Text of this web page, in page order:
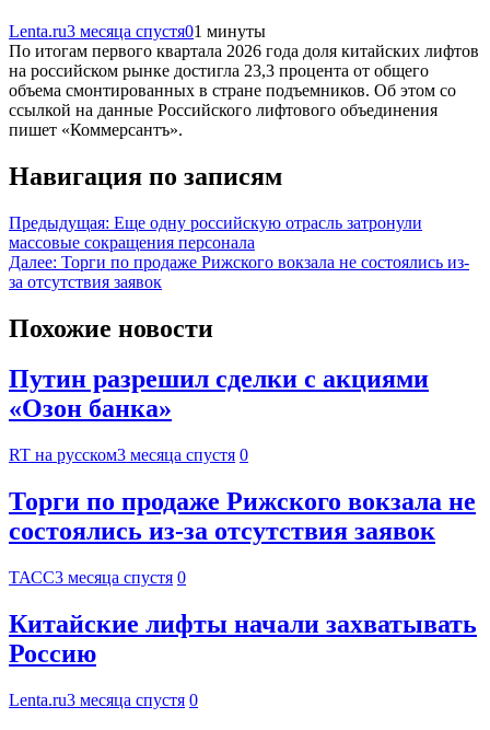
Lenta.ru3 месяца спустя01 минуты
По итогам первого квартала 2026 года доля китайских лифтов
на российском рынке достигла 23,3 процента от общего
объема смонтированных в стране подъемников. Об этом со
ссылкой на данные Российского лифтового объединения
пишет «Коммерсантъ».
Навигация по записям
Предыдущая: Еще одну российскую отрасль затронули
массовые сокращения персонала
Далее: Торги по продаже Рижского вокзала не состоялись из-
за отсутствия заявок
Похожие новости
Путин разрешил сделки с акциями
«Озон банка»
RT на русском3 месяца спустя 0
Торги по продаже Рижского вокзала не
состоялись из-за отсутствия заявок
ТАСС3 месяца спустя 0
Китайские лифты начали захватывать
Россию
Lenta.ru3 месяца спустя 0